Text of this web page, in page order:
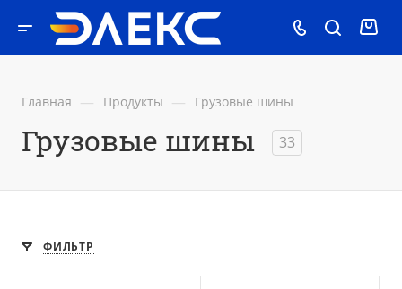
Главная — Продукты — Грузовые шины
Грузовые шины 33
ФИЛЬТР